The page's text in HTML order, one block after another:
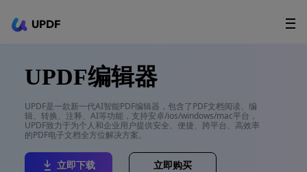
UPDF
AI Agents
用户指南
升级会员
UPDF编辑器
UPDF是一款新一代AI智能PDF编辑器，包含了PDF文档阅读、编
辑、转换、注释、AI等功能，支持安卓/ios/windows/mac平台，
UPDF致力于为个人和企业用户提供安全、便捷、跨平台、高效率
的PDF电子文档全方位解决方案。
立即下载 立即购买